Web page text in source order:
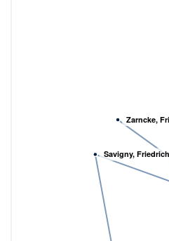
Savigny,
Zarncke,